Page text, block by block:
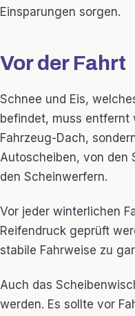
Einsparungen sorgen.
Vor der Fahrt
Schnee und Eis,
befindet, muss entfernt
Fahrzeug-Dach,
Autoscheiben, von den
den Scheinwerfern.
Vor jeder winterlichen
Reifendruck geprüft
stabile Fahrweise zu
Auch das
werden. Es sollte vor